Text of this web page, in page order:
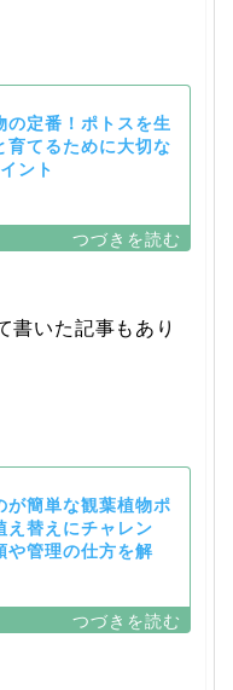
の定番！ポトスを生
育てるために大切な
ント
書いた記事もあり
が簡単な観葉植物ポ
え替えにチャレン
や管理の仕方を解